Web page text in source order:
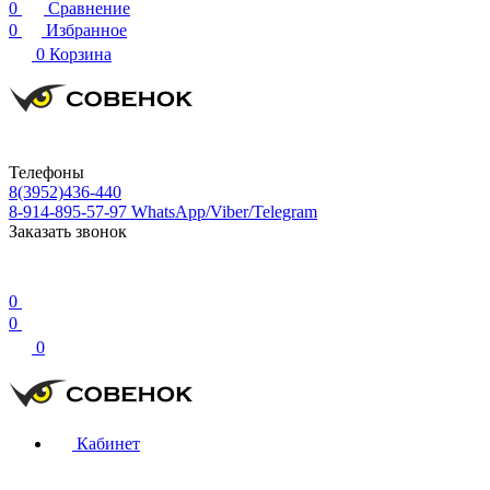
0
Сравнение
0
Избранное
0 Корзина
Телефоны
8(3952)436-440
8-914-895-57-97 WhatsApp/Viber/Telegram
Заказать звонок
0
0
0
Кабинет